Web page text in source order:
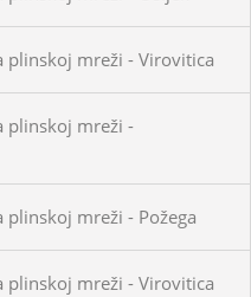
mreži - Virovitica
plinskoj mreži -
mreži - Požega
mreži - Virovitica